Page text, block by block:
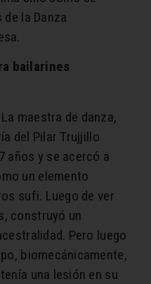
la Danza
bailarines
maestra de danza,
del Pilar Trujjillo
años y se acercó a
un elemento
sufi. Luego de ver
construyó un
Pero luego
biomecánicamente,
una lesión en su